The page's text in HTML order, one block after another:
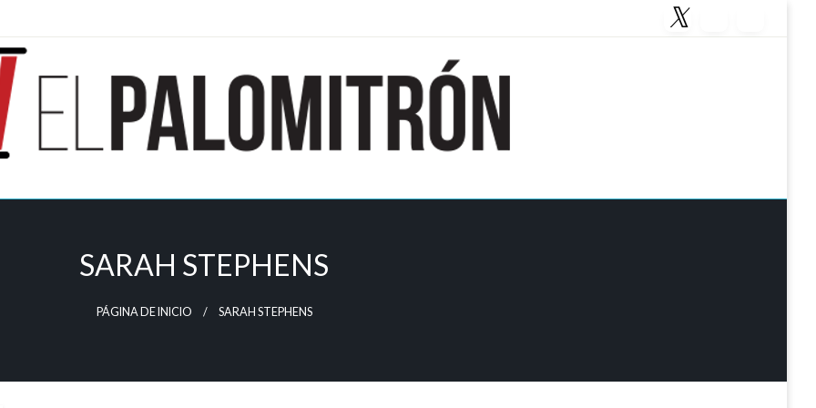
SARAH STEPHENS
PÁGINA DE INICIO SARAH STEPHENS